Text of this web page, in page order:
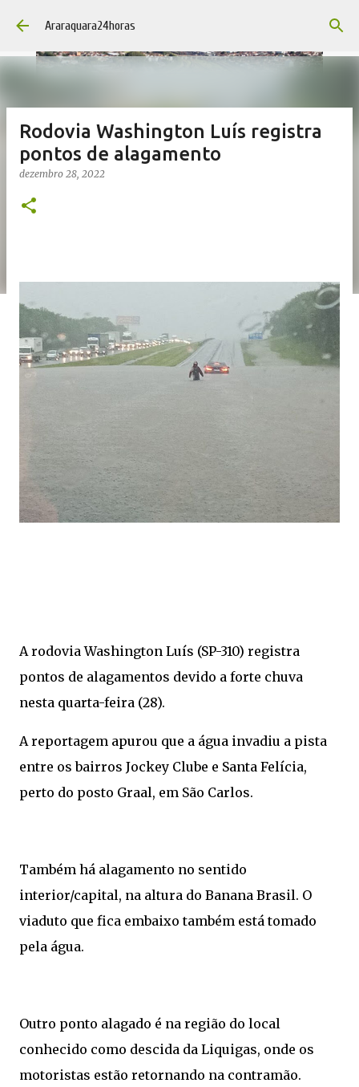
Pular para o conteúdo principal
Araraquara24horas
Rodovia Washington Luís registra
pontos de alagamento
dezembro 28, 2022
A rodovia Washington Luís (SP-310) registra
pontos de alagamentos devido a forte chuva
nesta quarta-feira (28).
A reportagem apurou que a água invadiu a pista
entre os bairros Jockey Clube e Santa Felícia,
perto do posto Graal, em São Carlos.
Também há alagamento no sentido
interior/capital, na altura do Banana Brasil. O
viaduto que fica embaixo também está tomado
pela água.
Outro ponto alagado é na região do local
conhecido como descida da Liquigas, onde os
motoristas estão retornando na contramão.